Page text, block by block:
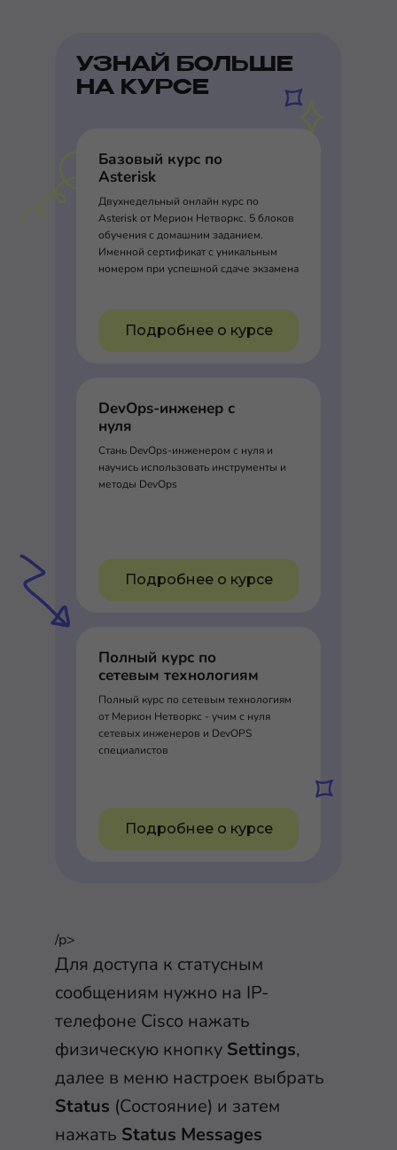
УЗНАЙ БОЛЬШЕ
НА КУРСЕ
Базовый курс по
Asterisk
Двухнедельный онлайн курс по
Asterisk от Мерион Нетворкс. 5 блоков
обучения с домашним заданием.
Именной сертификат с уникальным
номером при успешной сдаче экзамена
Подробнее о курсе
DevOps-инженер с
нуля
Стань DevOps-инженером с нуля и
научись использовать инструменты и
методы DevOps
Подробнее о курсе
Полный курс по
сетевым технологиям
Полный курс по сетевым технологиям
от Мерион Нетворкс - учим с нуля
сетевых инженеров и DevOPS
специалистов
Подробнее о курсе
/p>
Для доступа к статусным
сообщениям нужно на IP-
телефоне Cisco нажать
физическую кнопку Settings,
далее в меню настроек выбрать
Status (Состояние) и затем
нажать Status Messages